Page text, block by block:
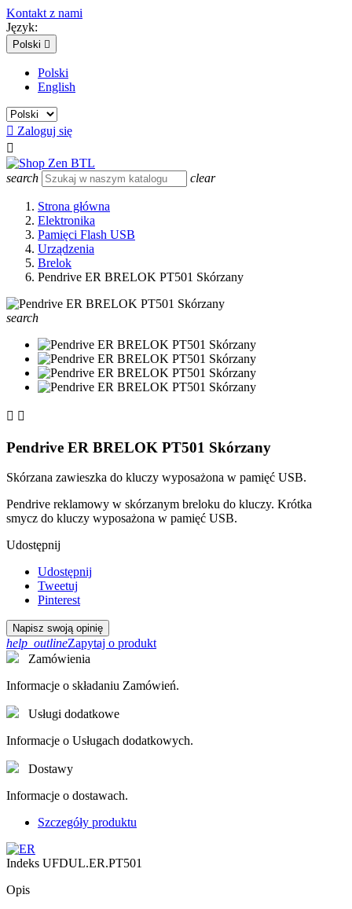
Kontakt z nami
Język:
Polski 
Polski
English
 Zaloguj się

search clear
Strona główna
Elektronika
Pamięci Flash USB
Urządzenia
Brelok
Pendrive ER BRELOK PT501 Skórzany
search
 
Pendrive ER BRELOK PT501 Skórzany
Skórzana zawieszka do kluczy wyposażona w pamięć USB.
Pendrive reklamowy w skórzanym breloku do kluczy. Krótka
smycz do kluczy wyposażona w pamięć USB.
Udostępnij
Udostępnij
Tweetuj
Pinterest
Napisz swoją opinię
help_outlineZapytaj o produkt
Zamówienia
Informacje o składaniu Zamówień.
Usługi dodatkowe
Informacje o Usługach dodatkowych.
Dostawy
Informacje o dostawach.
Szczegóły produktu
Indeks UFDUL.ER.PT501
Opis